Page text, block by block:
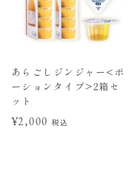
あらごしジンジャー<ポ
ーションタイプ>2箱セ
ット
¥2,000税込